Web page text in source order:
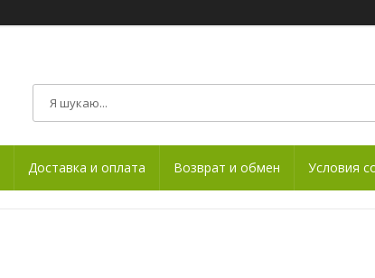
Доставка и оплата Возврат и обмен Условия